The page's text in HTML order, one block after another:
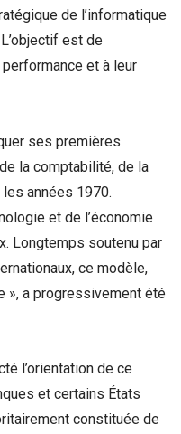
de l’informatique
est de
et à leur
ses premières
la comptabilité, de la
années 1970.
et de l’économie
Longtemps soutenu par
ce modèle,
», a progressivement été
l’orientation de ce
et certains États
constituée de